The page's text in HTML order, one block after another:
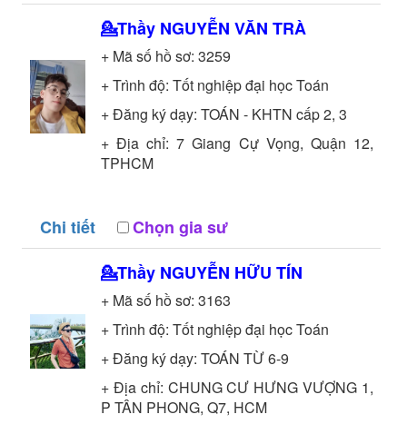
💁Thầy NGUYỄN VĂN TRÀ
+ Mã số hồ sơ: 3259
+ Trình độ: Tốt nghiệp đại họcToán
+ Đăng ký dạy: TOÁN - KHTN cấp 2, 3
+ Địa chỉ: 7 Giang Cự Vọng, Quận 12,
TPHCM
Chi tiết
Chọn gia sư
💁Thầy NGUYỄN HỮU TÍN
+ Mã số hồ sơ: 3163
+ Trình độ: Tốt nghiệp đại họcToán
+ Đăng ký dạy: TOÁN TỪ 6-9
+ Địa chỉ: CHUNG CƯ HƯNG VƯỢNG 1,
P TÂN PHONG, Q7, HCM